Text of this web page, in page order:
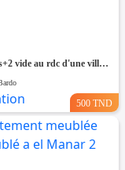
un studio s+2 vide au rdc d'une villa a louer situé a bardo prés de stade
500 TND